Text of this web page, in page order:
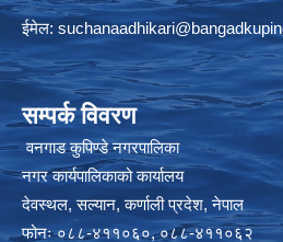
ईमेल:
सम्पर्क विवरण
वनगाड कुपिण्डे नगरपालिका
नगर कार्यपालिकाको कार्यालय
देवस्थल, सल्यान, कर्णाली प्रदेश, नेपाल
फोनः ०८८-४११०६०, ०८८-४११०६२